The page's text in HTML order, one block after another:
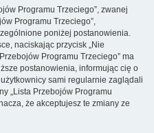
Programu Trzeciego”, zwanej
Programu Trzeciego”,
poniżej postanowienia.
naciskając przycisk „Nie
Programu Trzeciego” ma
postanowienia, informując cię o
sami regularnie zaglądali
„Lista Przebojów Programu
że akceptujesz te zmiany ze